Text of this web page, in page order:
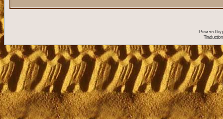
Powered by